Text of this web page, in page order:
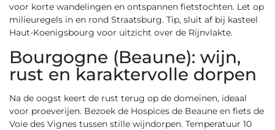
voor korte wandelingen en ontspannen fietstochten. Let op
milieuregels in en rond Straatsburg. Tip, sluit af bij kasteel
Haut-Koenigsbourg voor uitzicht over de Rijnvlakte.
Bourgogne (Beaune): wijn,
rust en karaktervolle dorpen
Na de oogst keert de rust terug op de domeinen, ideaal
voor proeverijen. Bezoek de Hospices de Beaune en fiets de
Voie des Vignes tussen stille wijndorpen. Temperatuur 10